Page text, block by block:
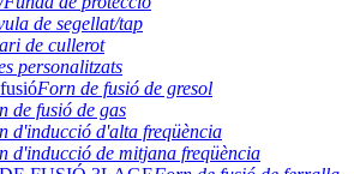
de segellat/tap
de cullerot
personalitzats
Forn de fusió de gresol
de fusió de gas
d'inducció d'alta freqüència
d'inducció de mitjana freqüència